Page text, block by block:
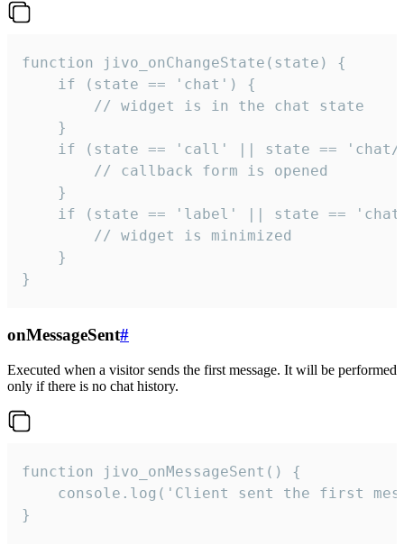
function jivo_onChangeState(state) {
    if (state == 'chat') {
        // widget is in the chat state
    }
if (state == 'call' || state ==
        // callback form is opened
    }
if (state == 'label' || state ==
        // widget is minimized
    }
}
onMessageSent#
Executed when a visitor sends the first message. It will be performed
only if there is no chat history.
function jivo_onMessageSent() {
console.log('Client sent the first
}